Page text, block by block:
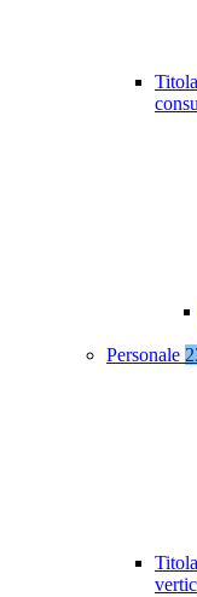
Personale